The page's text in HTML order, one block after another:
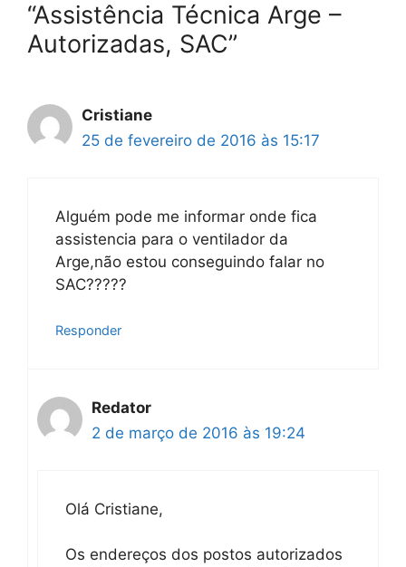
“Assistência Técnica Arge –
Autorizadas, SAC”
Cristiane
25 de fevereiro de 2016 às 15:17
Alguém pode me informar onde fica
assistencia para o ventilador da
Arge,não estou conseguindo falar no
SAC?????
Responder
Redator
2 de março de 2016 às 19:24
Olá Cristiane,
Os endereços dos postos autorizados